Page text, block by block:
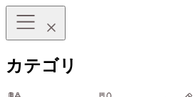
カテゴリ